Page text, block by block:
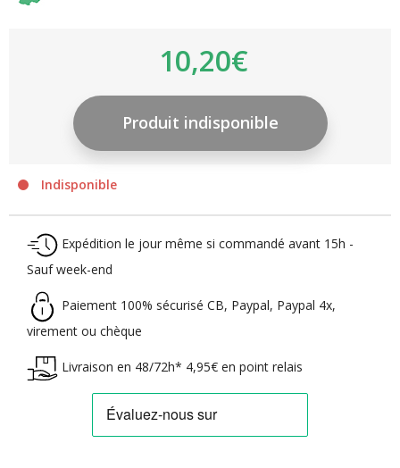
10,20€
Indisponible
Expédition le jour même si commandé avant 15h -
Sauf week-end
Paiement 100% sécurisé CB, Paypal, Paypal 4x,
virement ou chèque
Livraison en 48/72h* 4,95€ en point relais